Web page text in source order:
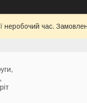
неробочий час.